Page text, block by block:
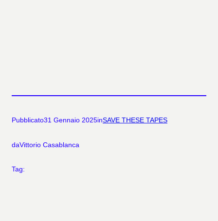
Pubblicato31 Gennaio 2025inSAVE THESE TAPES
daVittorio Casablanca
Tag: